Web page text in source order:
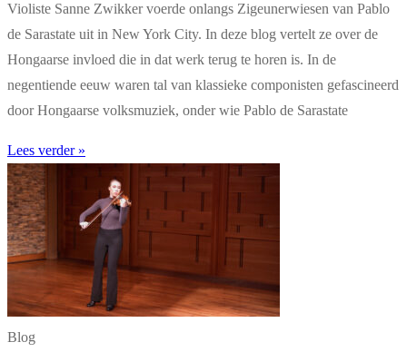
Violiste Sanne Zwikker voerde onlangs Zigeunerwiesen van Pablo
de Sarastate uit in New York City. In deze blog vertelt ze over de
Hongaarse invloed die in dat werk terug te horen is. In de
negentiende eeuw waren tal van klassieke componisten gefascineerd
door Hongaarse volksmuziek, onder wie Pablo de Sarastate
Lees verder »
Blog